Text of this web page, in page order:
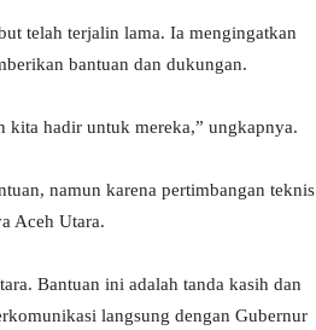
telah terjalin lama. Ia mengingatkan
bantuan dan dukungan.
kita hadir untuk mereka,” ungkapnya.
namun karena pertimbangan teknis
Aceh Utara.
Bantuan ini adalah tanda kasih dan
langsung dengan Gubernur